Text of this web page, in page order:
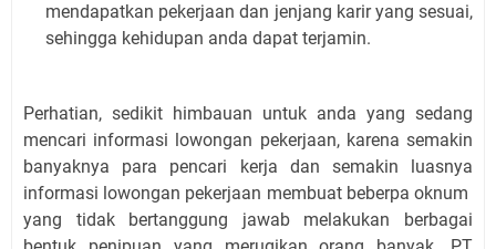
mendapatkan pekerjaan dan jenjang karir yang sesuai,
sehingga kehidupan anda dapat terjamin.
Perhatian, sedikit himbauan untuk anda yang sedang
mencari informasi lowongan pekerjaan, karena semakin
banyaknya para pencari kerja dan semakin luasnya
informasi lowongan pekerjaan membuat beberpa oknum
yang tidak bertanggung jawab melakukan berbagai